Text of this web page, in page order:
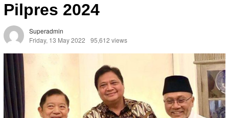
Pilpres 2024
Superadmin
Friday, 13 May 2022
95,612 views